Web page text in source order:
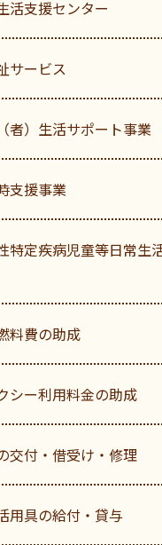
活支援センター
サービス
者）生活サポート事業
支援事業
特定疾病児童等日常生
料費の助成
シー利用料金の助成
交付・借受け・修理
用具の給付・貸与